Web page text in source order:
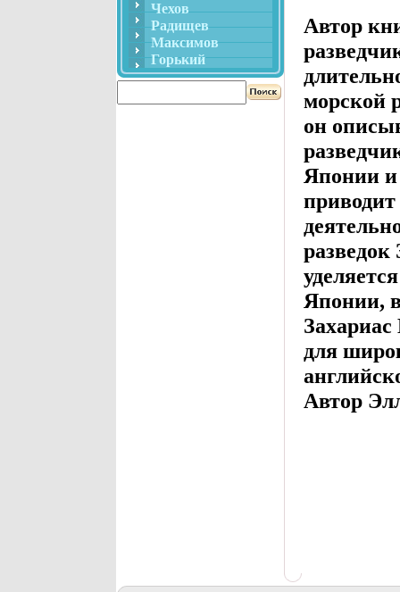
Чехов
Радищев
Максимов
Горький
Автор
морской
он
Японии и
разведок
Японии,
для
Автор